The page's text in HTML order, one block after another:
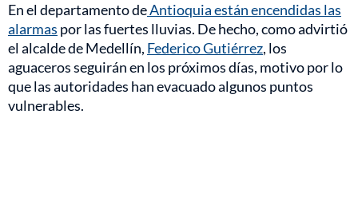
En el departamento deAntioquia están encendidas las
alarmas por las fuertes lluvias. De hecho, como advirtió
el alcalde de Medellín, Federico Gutiérrez, los
aguaceros seguirán en los próximos días, motivo por lo
que las autoridades han evacuado algunos puntos
vulnerables.